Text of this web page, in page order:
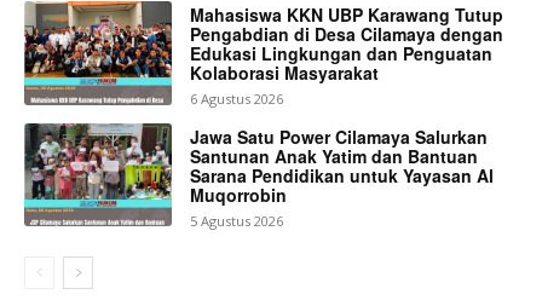
Mahasiswa KKN UBP Karawang Tutup
Pengabdian di Desa Cilamaya dengan
Edukasi Lingkungan dan Penguatan
Kolaborasi Masyarakat
6 Agustus 2026
Jawa Satu Power Cilamaya Salurkan
Santunan Anak Yatim dan Bantuan
Sarana Pendidikan untuk Yayasan Al
Muqorrobin
5 Agustus 2026